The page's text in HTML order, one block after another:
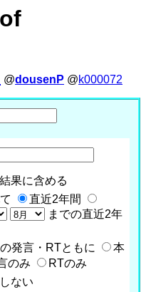
@dousenP @k000072
果に含める
直近2年間
までの直近2年
発言・RTともに
本
のみ
RTのみ
ない